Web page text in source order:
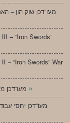
מעו”דכן שוק הון –
– “Iron Swords”
– “Iron Swords” War
»
מעו”דכן יחסי